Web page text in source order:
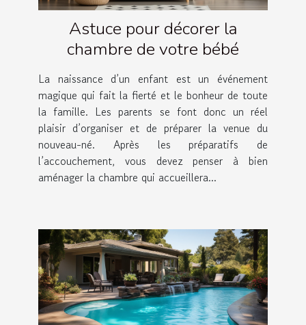
Astuce pour décorer la
chambre de votre bébé
La naissance d’un enfant est un événement
magique qui fait la fierté et le bonheur de toute
la famille. Les parents se font donc un réel
plaisir d’organiser et de préparer la venue du
nouveau-né. Après les préparatifs de
l’accouchement, vous devez penser à bien
aménager la chambre qui accueillera...